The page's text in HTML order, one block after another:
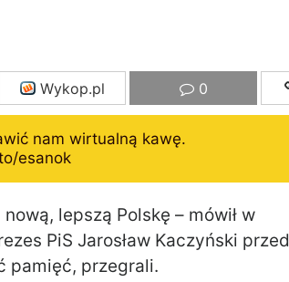
Wykop.pl 0
nam wirtualną kawę.
esanok
lepszą Polskę – mówił w
PiS Jarosław Kaczyński przed
pamięć, przegrali.